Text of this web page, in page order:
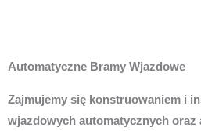
Automatyczne Bramy Wjazdowe
Zajmujemy się konstruowaniem i
wjazdowych automatycznych oraz